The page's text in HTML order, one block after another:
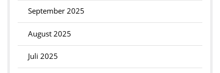
September 2025
August 2025
Juli 2025